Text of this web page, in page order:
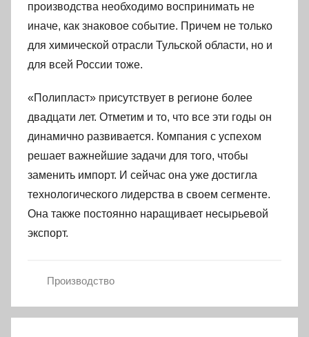
производства необходимо воспринимать не
иначе, как знаковое событие. Причем не только
для химической отрасли Тульской области, но и
для всей России тоже.
«Полипласт» присутствует в регионе более
двадцати лет. Отметим и то, что все эти годы он
динамично развивается. Компания с успехом
решает важнейшие задачи для того, чтобы
заменить импорт. И сейчас она уже достигла
технологического лидерства в своем сегменте.
Она также постоянно наращивает несырьевой
экспорт.
Производство